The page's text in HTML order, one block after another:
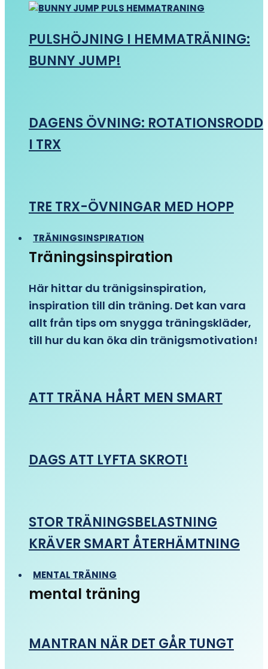
PULSHÖJNING I HEMMATRÄNING:
BUNNY JUMP!
DAGENS ÖVNING: ROTATIONSRODD
I TRX
TRE TRX-ÖVNINGAR MED HOPP
TRÄNINGSINSPIRATION
Träningsinspiration
Här hittar du tränigsinspiration,
inspiration till din träning. Det kan vara
allt från tips om snygga träningskläder,
till hur du kan öka din tränigsmotivation!
ATT TRÄNA HÅRT MEN SMART
DAGS ATT LYFTA SKROT!
STOR TRÄNINGSBELASTNING
KRÄVER SMART ÅTERHÄMTNING
MENTAL TRÄNING
mental träning
MANTRAN NÄR DET GÅR TUNGT